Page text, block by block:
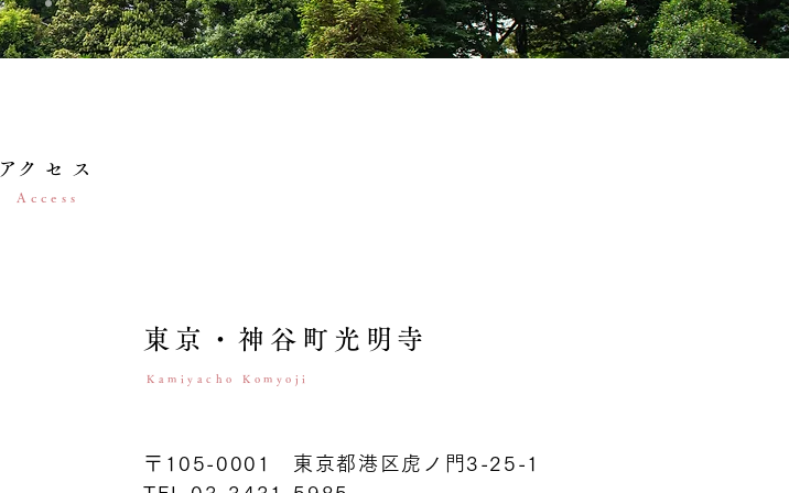
​アクセス
Access
東京・神谷町光明寺
Kamiyacho Komyoji
〒105-0001 東京都港区虎ノ門3-25-1